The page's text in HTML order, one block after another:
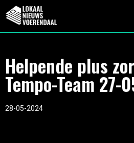
Helpende plus
Tempo-Team 27-
28-05-2024